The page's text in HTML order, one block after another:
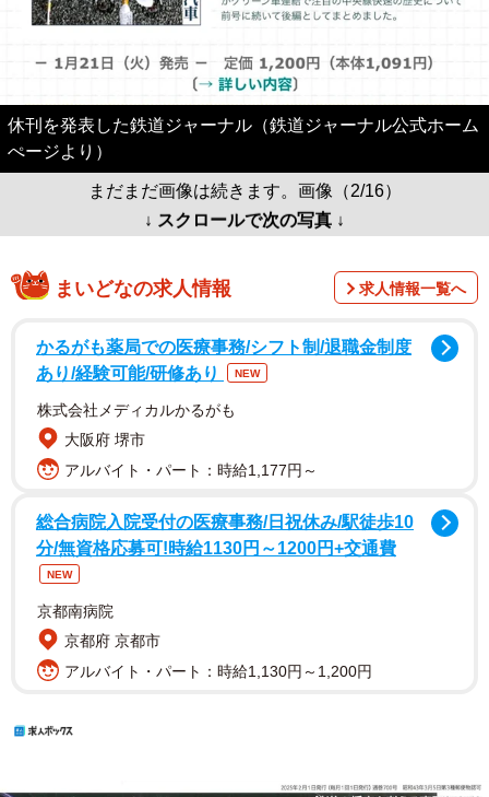
休刊を発表した鉄道ジャーナル（鉄道ジャーナル公式ホーム
ぺージより）
まだまだ画像は続きます。画像（2/16）
↓ スクロールで次の写真 ↓
まいどなの求人情報 求人情報一覧へ
かるがも薬局での医療事務/シフト制/退職金制度
あり/経験可能/研修あり
NEW
株式会社メディカルかるがも
大阪府 堺市
アルバイト・パート：時給1,177円～
総合病院入院受付の医療事務/日祝休み/駅徒歩10
分/無資格応募可!時給1130円～1200円+交通費
NEW
京都南病院
京都府 京都市
アルバイト・パート：時給1,130円～1,200円